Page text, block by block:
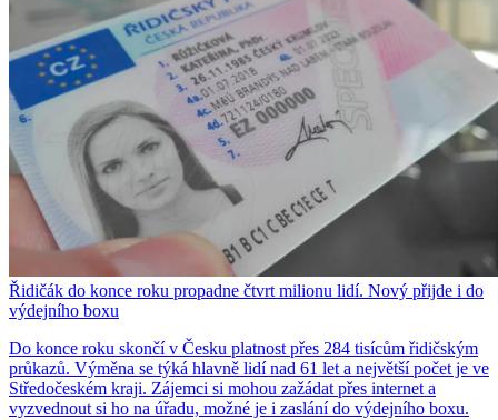
Řidičák do konce roku propadne čtvrt milionu lidí. Nový přijde i do
výdejního boxu
Do konce roku skončí v Česku platnost přes 284 tisícům řidičským
průkazů. Výměna se týká hlavně lidí nad 61 let a největší počet je ve
Středočeském kraji. Zájemci si mohou zažádat přes internet a
vyzvednout si ho na úřadu, možné je i zaslání do výdejního boxu.